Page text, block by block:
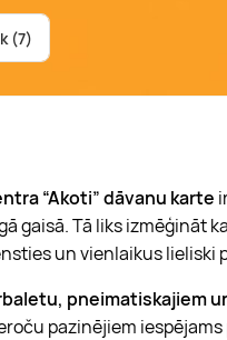
(7)
“Akoti” dāvanu karte
gaisā. Tā liks izmēģināt
un vienlaikus lieliski
pneimatiskajiem
pazinējiem